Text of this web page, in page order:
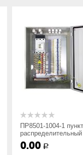
7;
— IP54, ввод
ПР8501-1004-1 пункт
распределительный
0.00 Р